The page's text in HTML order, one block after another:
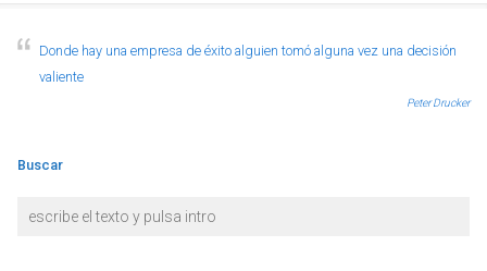
Donde hay una empresa de éxito alguien tomó alguna vez una decisión
valiente
Peter Drucker
Buscar